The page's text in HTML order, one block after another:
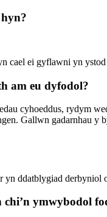
cael ei gyflawni yn
am eu dyfodol?
cyhoeddus, rydym
Gallwn gadarnhau y
yn ddatblygiad derbyniol
ymwybodol